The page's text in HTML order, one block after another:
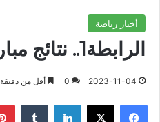
أخبار رياضة
الرابطة1.. نتائج مباريات اليوم
2023-11-04
0 أقل من دقيقة
فيسبوك X لينكدإن